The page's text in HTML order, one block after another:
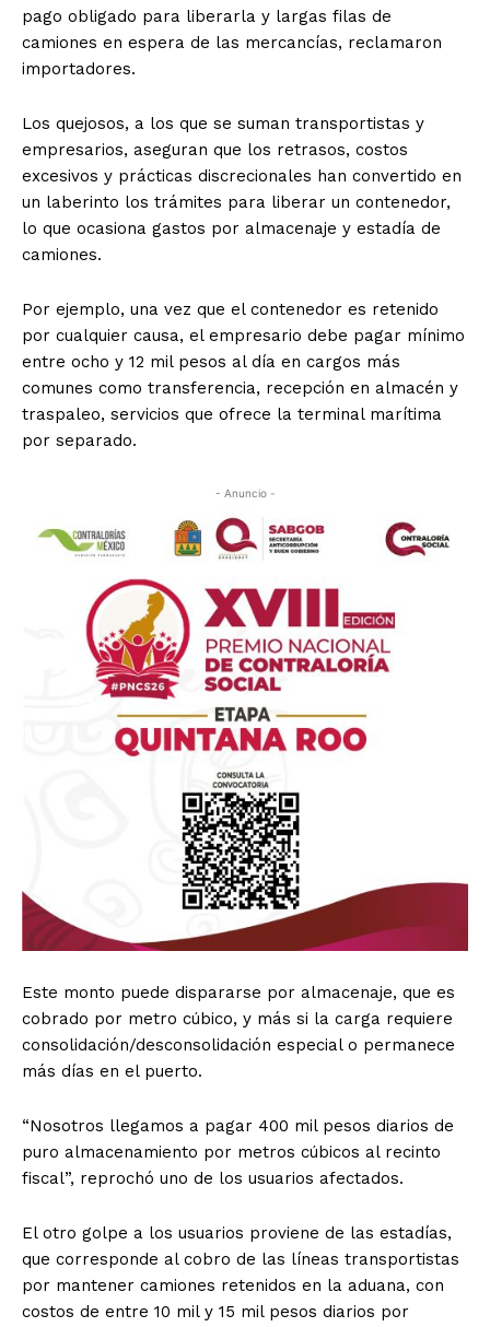
pago obligado para liberarla y largas filas de
camiones en espera de las mercancías, reclamaron
importadores.
Los quejosos, a los que se suman transportistas y
empresarios, aseguran que los retrasos, costos
excesivos y prácticas discrecionales han convertido en
un laberinto los trámites para liberar un contenedor,
lo que ocasiona gastos por almacenaje y estadía de
camiones.
Por ejemplo, una vez que el contenedor es retenido
por cualquier causa, el empresario debe pagar mínimo
entre ocho y 12 mil pesos al día en cargos más
comunes como transferencia, recepción en almacén y
traspaleo, servicios que ofrece la terminal marítima
por separado.
- Anuncio -
Este monto puede dispararse por almacenaje, que es
cobrado por metro cúbico, y más si la carga requiere
consolidación/desconsolidación especial o permanece
más días en el puerto.
“Nosotros llegamos a pagar 400 mil pesos diarios de
puro almacenamiento por metros cúbicos al recinto
fiscal”, reprochó uno de los usuarios afectados.
El otro golpe a los usuarios proviene de las estadías,
que corresponde al cobro de las líneas transportistas
por mantener camiones retenidos en la aduana, con
costos de entre 10 mil y 15 mil pesos diarios por